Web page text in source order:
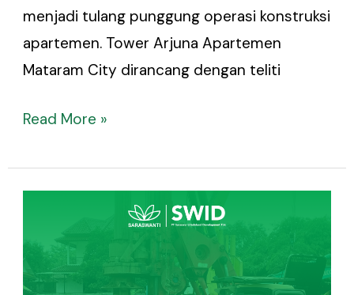
menjadi tulang punggung operasi konstruksi
apartemen. Tower Arjuna Apartemen
Mataram City dirancang dengan teliti
Read More »
Pembangunan
Tower
Arjuna-